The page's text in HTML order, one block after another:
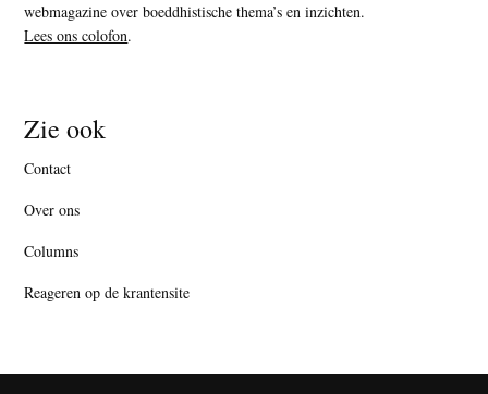
webmagazine over boeddhistische thema’s en inzichten.
Lees ons colofon.
Zie ook
Contact
Over ons
Columns
Reageren op de krantensite